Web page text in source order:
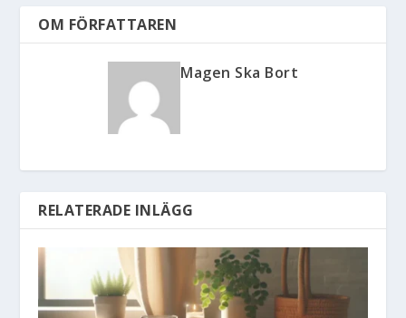
OM FÖRFATTAREN
Magen Ska Bort
RELATERADE INLÄGG